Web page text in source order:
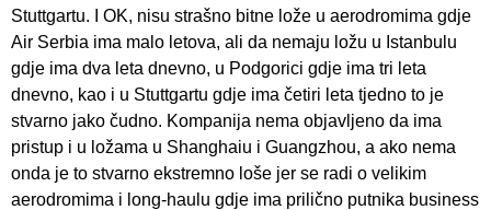
Stuttgartu. I OK, nisu strašno bitne lože u aerodromima gdje
Air Serbia ima malo letova, ali da nemaju ložu u Istanbulu
gdje ima dva leta dnevno, u Podgorici gdje ima tri leta
dnevno, kao i u Stuttgartu gdje ima četiri leta tjedno to je
stvarno jako čudno. Kompanija nema objavljeno da ima
pristup i u ložama u Shanghaiu i Guangzhou, a ako nema
onda je to stvarno ekstremno loše jer se radi o velikim
aerodromima i long-haulu gdje ima prilično putnika business